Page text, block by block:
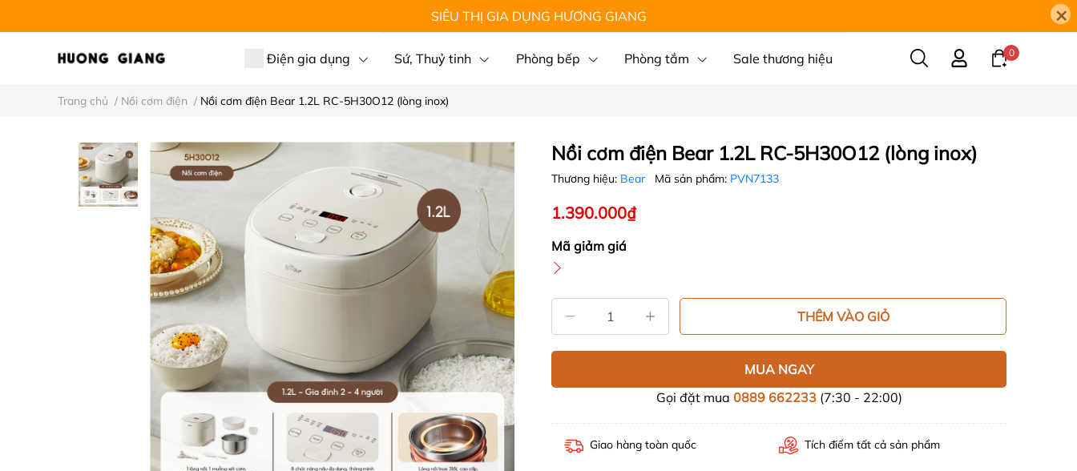
SIÊU THỊ GIA DỤNG HƯƠNG GIANG ×
Điện gia dụng Sứ, Thuỷ tinh Phòng bếp Phòng tắm Sale thương hiệu 0
Trang chủ / Nồi cơm điện / Nồi cơm điện Bear 1.2L RC-5H30O12 (lòng inox)
Nồi cơm điện Bear 1.2L RC-5H30O12 (lòng inox)
Thương hiệu: Bear Mã sản phẩm: PVN7133
1.390.000₫
Mã giảm giá
THÊM VÀO GIỎ
MUA NGAY
Gọi đặt mua 0889 662233(7:30 - 22:00)
Giao hàng toàn quốc Tích điểm tất cả sản phẩm